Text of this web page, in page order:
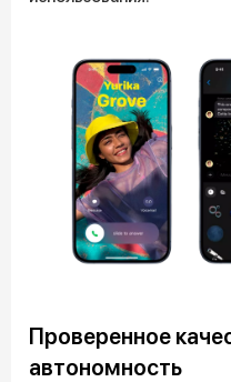
Проверенное
автономность